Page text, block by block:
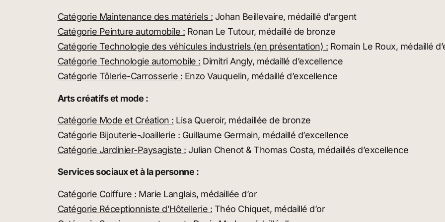
Catégorie Maintenance des matériels : Johan Beillevaire, médaillé d’argent
Catégorie Peinture automobile : Ronan Le Tutour, médaillé de bronze
Catégorie Technologie des véhicules industriels (en présentation) : Romain Le Roux, médaillé
Catégorie Technologie automobile : Dimitri Angly, médaillé d’excellence
Catégorie Tôlerie-Carrosserie : Enzo Vauquelin, médaillé d’excellence
Arts créatifs et mode :
Catégorie Mode et Création : Lisa Queroir, médaillée de bronze
Catégorie Bijouterie-Joaillerie : Guillaume Germain, médaillé d’excellence
Catégorie Jardinier-Paysagiste : Julian Chenot & Thomas Costa, médaillés d’excellence
Services sociaux et à la personne :
Catégorie Coiffure : Marie Langlais, médaillée d’or
Catégorie Réceptionniste d’Hôtellerie : Théo Chiquet, médaillé d’or